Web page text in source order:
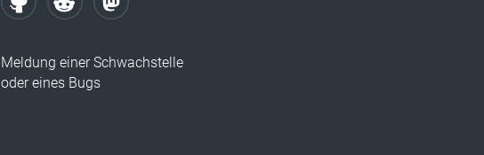
Meldung einer Schwachstelle
oder eines Bugs